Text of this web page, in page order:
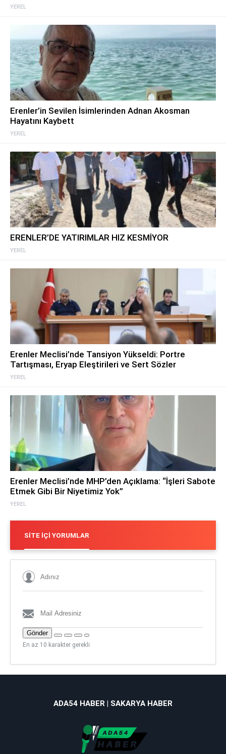
YEREL
YEREL
Erenler’in Sevilen İsimlerinden Adnan Akosman
Hayatını Kaybett
YEREL
ERENLER’DE YATIRIMLAR HIZ KESMİYOR
YEREL
Erenler Meclisi’nde Tansiyon Yükseldi: Portre
Tartışması, Eryap Eleştirileri ve Sert Sözler
YEREL
Erenler Meclisi’nde MHP’den Açıklama: “İşleri Sabote
Etmek Gibi Bir Niyetimiz Yok”
SITE İÇI YORUMLAR
Gönder
En az 10 karakter gerekli
ADA54 HABER | SAKARYA HABER